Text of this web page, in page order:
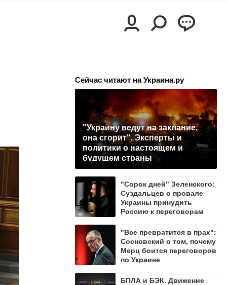
Сейчас читают на Украина.ру
"Украину ведут на заклание,
она сгорит". Эксперты и
политики о настоящем и
будущем страны
"Сорок дней" Зеленского:
Суздальцев о провале
Украины принудить
Россию к переговорам
"Все превратится в прах":
Сосновский о том, почему
Мерц боится переговоров
по Украине
БПЛА и БЭК. Движение